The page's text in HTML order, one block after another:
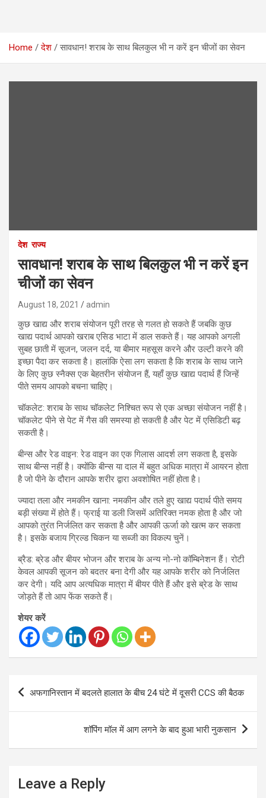
Home देश सावधान! शराब के साथ बिलकुल भी न करें इन चीजों का सेवन
देश राज्य
सावधान! शराब के साथ बिलकुल भी न करें इन
चीजों का सेवन
August 18, 2021 admin
कुछ खाद्य और शराब संयोजन पूरी तरह से गलत हो सकते हैं जबकि कुछ
खाद्य पदार्थ आपको खराब एसिड भाटा में डाल सकते हैं। यह आपको अगली
सुबह छाती में सूजन, जलन दर्द, या बीमार महसूस करने और उल्टी करने की
इच्छा पैदा कर सकता है। हालांकि ऐसा लग सकता है कि शराब के साथ जाने
के लिए कुछ स्नैक्स एक बेहतरीन संयोजन हैं, यहाँ कुछ खाद्य पदार्थ हैं जिन्हें
पीते समय आपको बचना चाहिए।
चॉकलेट: शराब के साथ चॉकलेट निश्चित रूप से एक अच्छा संयोजन नहीं है।
चॉकलेट पीने से पेट में गैस की समस्या हो सकती है और पेट में एसिडिटी बढ़
सकती है।
बीन्स और रेड वाइन: रेड वाइन का एक गिलास आदर्श लग सकता है, इसके
साथ बीन्स नहीं है। क्योंकि बीन्स या दाल में बहुत अधिक मात्रा में आयरन होता
है जो पीने के दौरान आपके शरीर द्वारा अवशोषित नहीं होता है।
ज्यादा तला और नमकीन खाना: नमकीन और तले हुए खाद्य पदार्थ पीते समय
बड़ी संख्या में होते हैं। फ्राई या डली जिसमें अतिरिक्त नमक होता है और जो
आपको तुरंत निर्जलित कर सकता है और आपकी ऊर्जा को खत्म कर सकता
है। इसके बजाय ग्रिल्ड चिकन या सब्जी का विकल्प चुनें।
ब्रैड: ब्रेड और बीयर भोजन और शराब के अन्य नो-नो कॉम्बिनेशन हैं। रोटी
केवल आपकी सूजन को बदतर बना देगी और यह आपके शरीर को निर्जलित
कर देगी। यदि आप अत्यधिक मात्रा में बीयर पीते हैं और इसे ब्रेड के साथ
जोड़ते हैं तो आप फेंक सकते हैं।
शेयर करें
Post
अफगानिस्तान में बदलते हालात के बीच 24 घंटे में दूसरी CCS की बैठक
शॉपिंग मॉल में आग लगने के बाद हुआ भारी नुकसान
Leave a Reply